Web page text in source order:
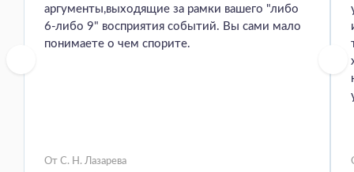
аргументы,выходящие за рамки вашего "либо
6-либо 9" восприятия событий. Вы сами мало
понимаете о чем спорите.
От С. Н. Лазарева